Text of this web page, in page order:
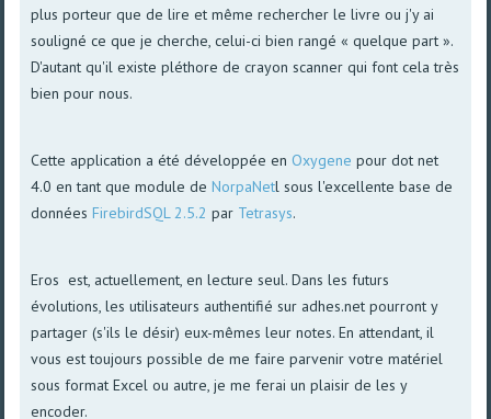
plus porteur que de lire et même rechercher le livre ou j'y ai
souligné ce que je cherche, celui-ci bien rangé « quelque part ».
D'autant qu'il existe pléthore de crayon scanner qui font cela très
bien pour nous.
Cette application a été développée en Oxygene pour dot net
4.0 en tant que module deNorpaNetl sous l'excellente base de
donnéesFirebirdSQL 2.5.2 par Tetrasys.
Eros est, actuellement, en lecture seul. Dans les futurs
évolutions, les utilisateurs authentifié sur adhes.net pourront y
partager (s'ils le désir) eux-mêmes leur notes. En attendant, il
vous est toujours possible de me faire parvenir votre matériel
sous format Excel ou autre, je me ferai un plaisir de les y
encoder.